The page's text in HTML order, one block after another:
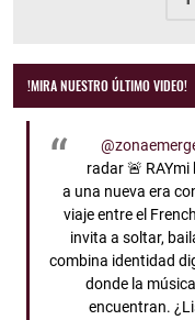
!MIRA NUESTRO ÚLTIMO VIDEO!
radar 🚨
a una nueva era
viaje entre el
invita a soltar,
combina identidad
donde la
encuentran.